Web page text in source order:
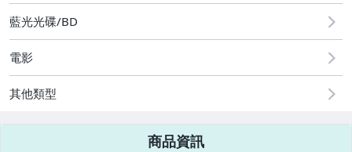
BD25藍光日本電影
BD25卡通動漫電影
BD25藍光中港台電影
藍光光碟/BD
電影
其他類型
商品資訊